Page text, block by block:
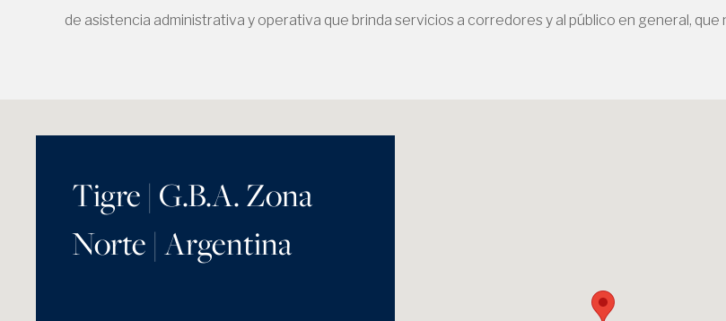
de asistencia administrativa y operativa que brinda servicios a corredores y al público en general,
Tigre | G.B.A. Zona
Norte | Argentina